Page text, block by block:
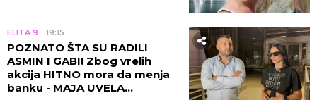
ELITA 9 19:15
POZNATO ŠTA SU RADILI
ASMIN I GABI! Zbog vrelih
akcija HITNO mora da menja
banku - MAJA UVELA